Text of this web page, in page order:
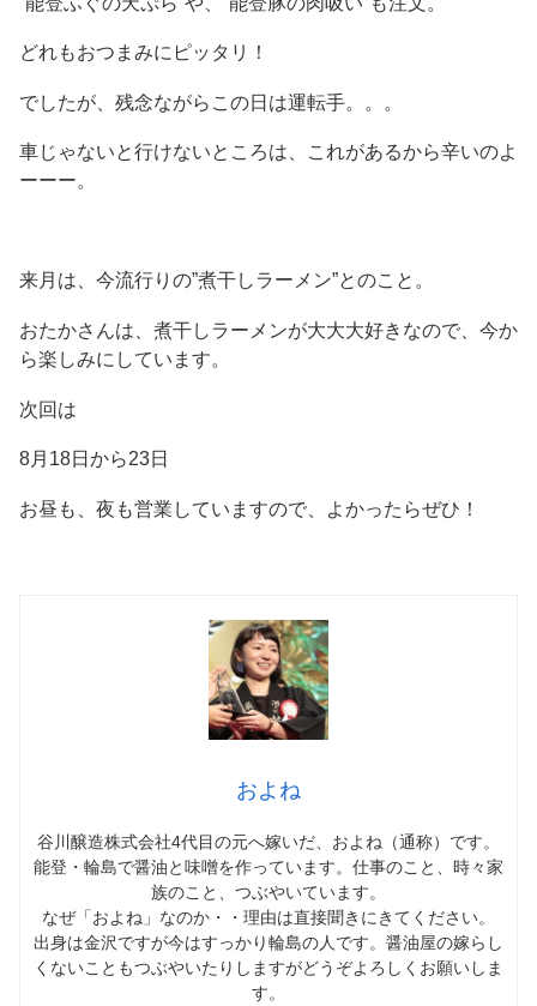
どれもおつまみにピッタリ！
でしたが、残念ながらこの日は運転手。。。
車じゃないと行けないところは、これがあるから辛いのよ
ーーー。
来月は、今流行りの”煮干しラーメン”とのこと。
おたかさんは、煮干しラーメンが大大大好きなので、今か
ら楽しみにしています。
次回は
8月18日から23日
お昼も、夜も営業していますので、よかったらぜひ！
およね
谷川醸造株式会社4代目の元へ嫁いだ、およね（通称）です。
能登・輪島で醤油と味噌を作っています。仕事のこと、時々家
族のこと、つぶやいています。
なぜ「およね」なのか・・理由は直接聞きにきてください。
出身は金沢ですが今はすっかり輪島の人です。醤油屋の嫁らし
くないこともつぶやいたりしますがどうぞよろしくお願いしま
す。